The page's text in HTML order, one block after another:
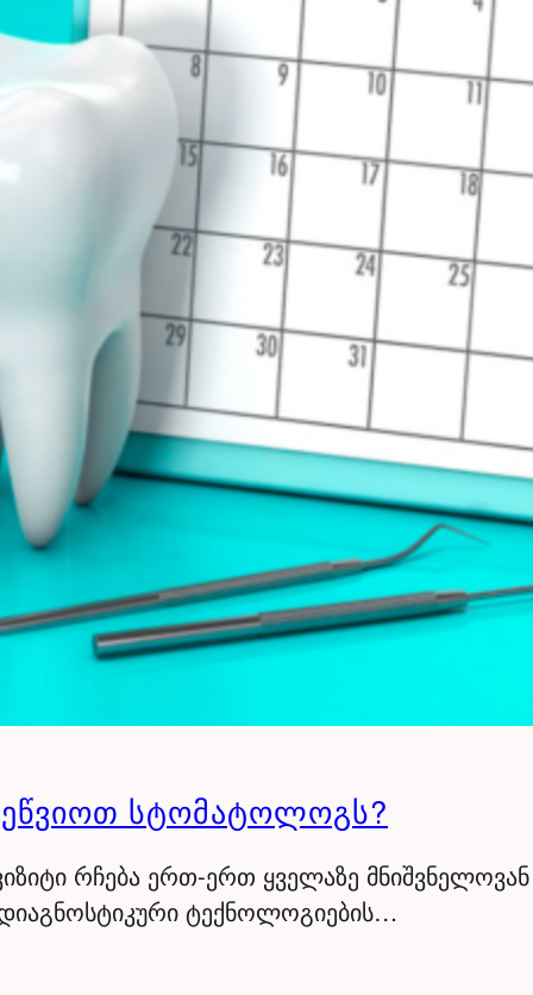
ᲡᲢᲝᲛᲐᲢᲝᲚᲝᲒᲡ?
რჩება ერთ-ერთ ყველაზე
ტექნოლოგიების…